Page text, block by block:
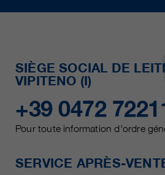
SIÈGE SOCIAL DE
VIPITENO (I)
+39 0472
Pour toute information d'ordre
SERVICE APRÈS-